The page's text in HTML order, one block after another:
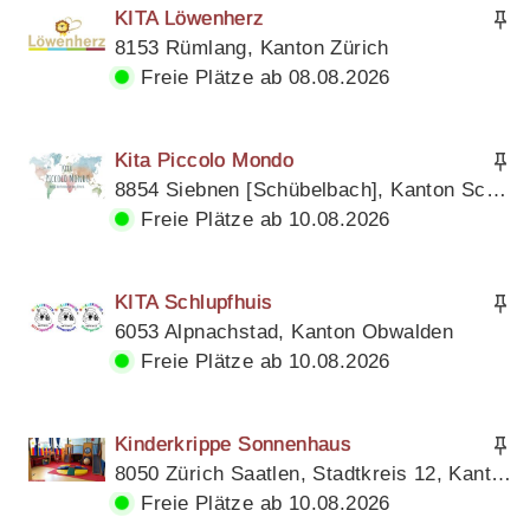
KITA Löwenherz
8153 Rümlang, Kanton Zürich
Freie Plätze ab 08.08.2026
Kita Piccolo Mondo
8854 Siebnen [Schübelbach], Kanton Schwyz
Freie Plätze ab 10.08.2026
KITA Schlupfhuis
6053 Alpnachstad, Kanton Obwalden
Freie Plätze ab 10.08.2026
Kinderkrippe Sonnenhaus
8050 Zürich Saatlen, Stadtkreis 12, Kanton Zürich
Freie Plätze ab 10.08.2026